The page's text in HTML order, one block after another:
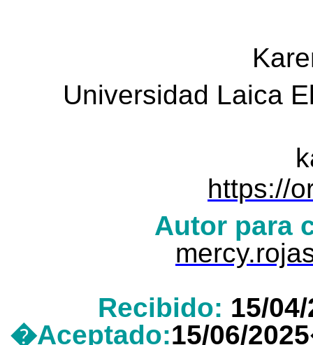
Universidad Laica
https://
Autor para
Recibido: 15/
�Aceptado:15/06/